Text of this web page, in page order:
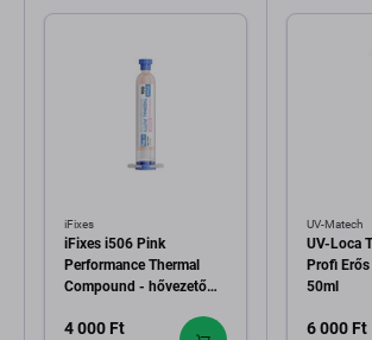
iFixes
iFixes i506 Pink
Performance Thermal
Compound - hővezető
telefonhoz/tablethez, 50g
4 000 Ft
UV-Matech
UV-Loca
Profi
50ml
6 000 Ft